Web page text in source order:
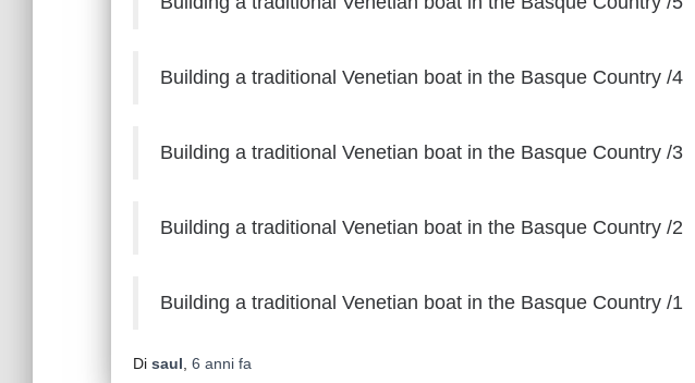
Building a traditional Venetian boat in the Basque Country /4
Building a traditional Venetian boat in the Basque Country /3
Building a traditional Venetian boat in the Basque Country /2
Building a traditional Venetian boat in the Basque Country /1
Di saul 6 anni fa